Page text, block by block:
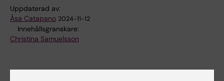
Uppdaterad av:
Åsa Catapano 2024-11-12
Innehållsgranskare:
Christina Samuelsson